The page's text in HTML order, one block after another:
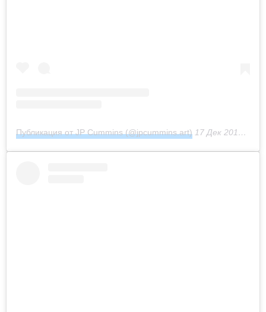
Публикация от JP Cummins (@jpcummins.art) 17 Дек 2018 в 4:47 PST